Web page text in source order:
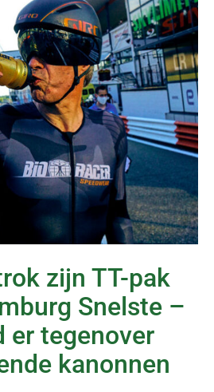
zijn TT-pak
Snelste –
er tegenover
kanonnen